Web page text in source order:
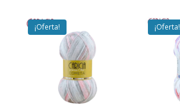
¡Oferta! ¡Oferta!